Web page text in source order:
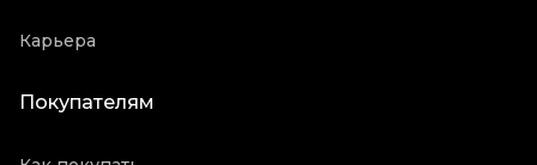
Карьера
Покупателям